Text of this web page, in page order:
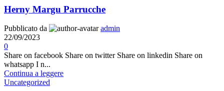
Herny Margu Parrucche
Pubblicato da
admin
22/09/2023
0
Share on facebook Share on twitter Share on linkedin Share on
whatsapp I n...
Continua a leggere
Uncategorized